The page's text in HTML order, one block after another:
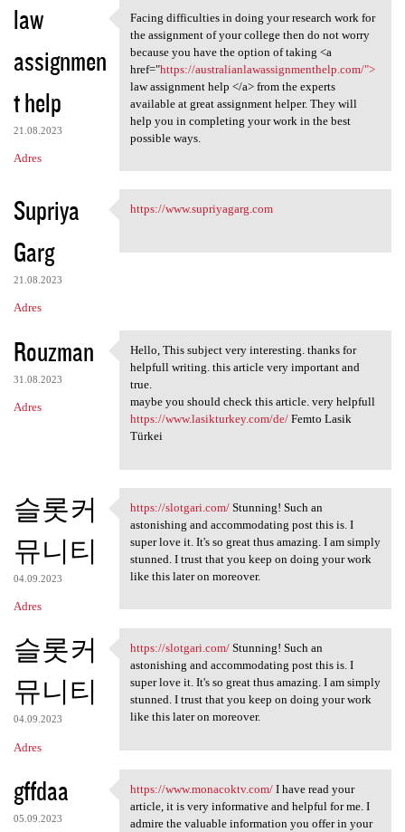
law
assignmen
t help
21.08.2023
Adres
Facing difficulties in doing
Facing difficulties in doing your research work for
the assignment of your college then do not worry
because you have the option of taking <a
href="https://australianlawassignmenthelp.com/">
law assignment help </a> from the experts
available at great assignment helper. They will
help you in completing your work in the best
possible ways.
Supriya
Garg
21.08.2023
Adres
https://www.supriyagarg.com
https://www.supriyagarg.com
Rouzman
31.08.2023
Adres
Hello, This subject very
Hello, This subject very interesting. thanks for
helpfull writing. this article very important and
true.
maybe you should check this article. very helpfull
https://www.lasikturkey.com/de/Femto Lasik
Türkei
슬롯커
뮤니티
04.09.2023
Adres
https://slotgari.com/
https://slotgari.com/Stunning! Such an
astonishing and accommodating post this is. I
super love it. It's so great thus amazing. I am simply
stunned. I trust that you keep on doing your work
like this later on moreover.
슬롯커
뮤니티
04.09.2023
Adres
https://slotgari.com/
https://slotgari.com/Stunning! Such an
astonishing and accommodating post this is. I
super love it. It's so great thus amazing. I am simply
stunned. I trust that you keep on doing your work
like this later on moreover.
gffdaa
05.09.2023
https://www.monacoktv.com/ I
https://www.monacoktv.com/I have read your
article, it is very informative and helpful for me. I
admire the valuable information you offer in your